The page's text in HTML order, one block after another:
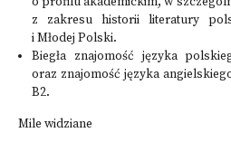
z zakresu historii literatury
i Młodej Polski.
Biegła znajomość języka
oraz znajomość języka
B2.
Mile widziane